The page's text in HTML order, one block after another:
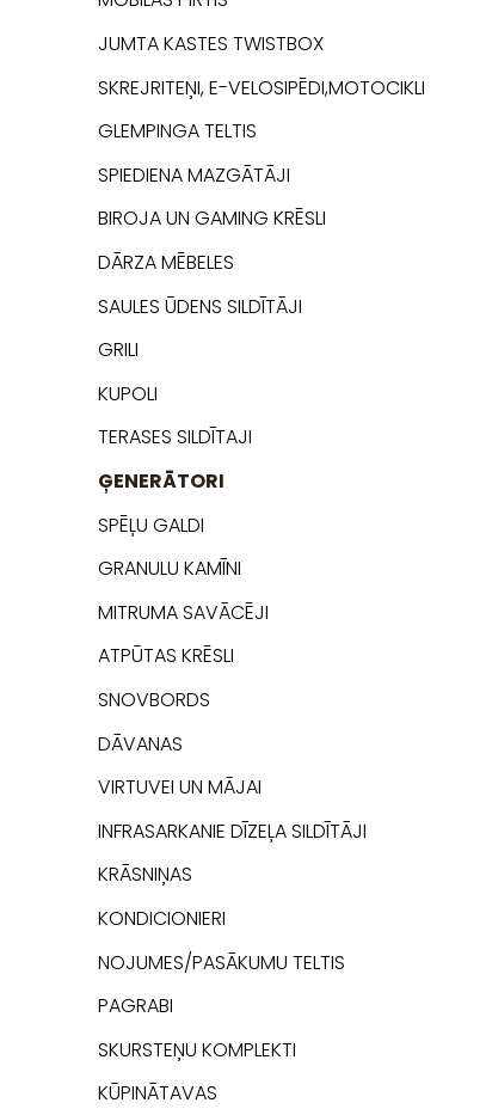
JUMTA KASTES TWISTBOX
SKREJRITEŅI, E-VELOSIPĒDI,MOTOCIKLI
GLEMPINGA TELTIS
SPIEDIENA MAZGĀTĀJI
BIROJA UN GAMING KRĒSLI
DĀRZA MĒBELES
SAULES ŪDENS SILDĪTĀJI
GRILI
KUPOLI
TERASES SILDĪTAJI
ĢENERĀTORI
SPĒĻU GALDI
GRANULU KAMĪNI
MITRUMA SAVĀCĒJI
ATPŪTAS KRĒSLI
SNOVBORDS
DĀVANAS
VIRTUVEI UN MĀJAI
INFRASARKANIE DĪZEĻA SILDĪTĀJI
KRĀSNIŅAS
KONDICIONIERI
NOJUMES/PASĀKUMU TELTIS
PAGRABI
SKURSTEŅU KOMPLEKTI
KŪPINĀTAVAS